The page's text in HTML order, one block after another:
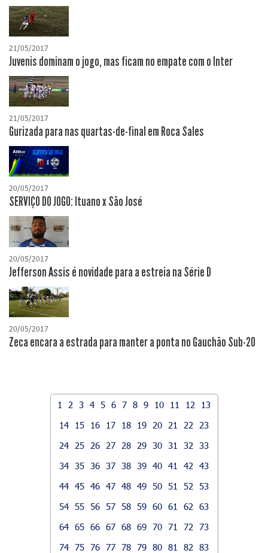
21/05/2017
Juvenis dominam o jogo, mas ficam no empate com o Inter
21/05/2017
Gurizada para nas quartas-de-final em Roca Sales
20/05/2017
SERVIÇO DO JOGO: Ituano x São José
20/05/2017
Jefferson Assis é novidade para a estreia na Série D
20/05/2017
Zeca encara a estrada para manter a ponta no Gauchão Sub-20
1 2 3 4 5 6 7 8 9 10 11 12
13
14
15 16 17 18 19 20 21 22
23
24
25 26 27 28 29 30 31 32
33
34 35 36 37 38 39 40 41 42
43
44 45 46 47 48 49 50 51 52
53
54 55 56 57 58 59 60 61 62
63
64 65 66 67 68 69 70 71 72
73
74 75 76 77 78 79 80 81 82
83